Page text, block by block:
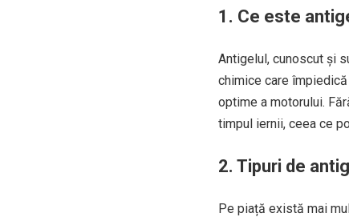
1. Ce este
Antigelul, cunoscut și
chimice care
optime a motorului.
timpul iernii, ceea ce
2. Tipuri de
Pe piață există mai